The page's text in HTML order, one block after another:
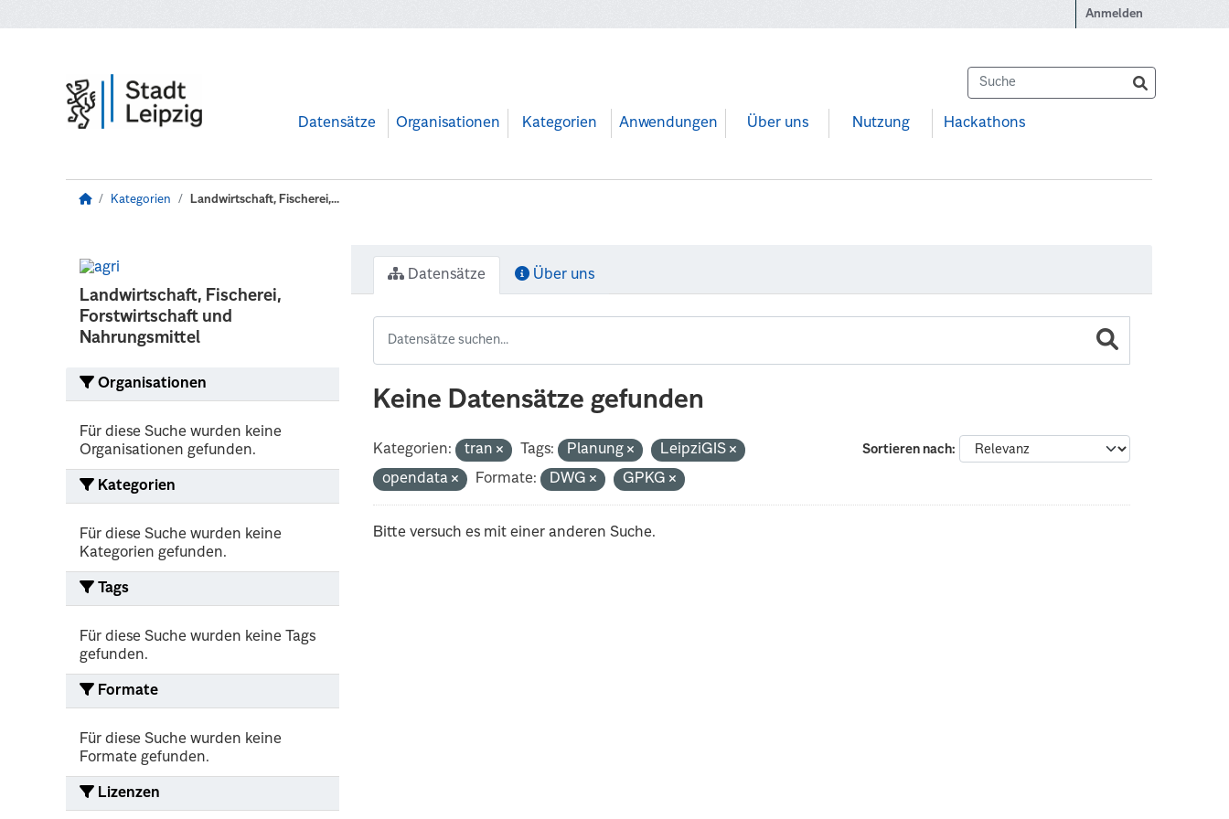
Anmelden
Datensätze Organisationen Kategorien Anwendungen Über uns Nutzung Hackathons
Kategorien Landwirtschaft, Fischerei,...
Landwirtschaft, Fischerei,
Forstwirtschaft und
Nahrungsmittel
Organisationen
Für diese Suche wurden keine
Organisationen gefunden.
Kategorien
Für diese Suche wurden keine
Kategorien gefunden.
Tags
Für diese Suche wurden keine Tags
gefunden.
Formate
Für diese Suche wurden keine
Formate gefunden.
Lizenzen
Datensätze Über uns
Keine Datensätze gefunden
Sortieren nach
Kategorien: tran Tags: Planung
LeipziGIS
opendata
Formate: DWG GPKG
Bitte versuch es mit einer anderen Suche.